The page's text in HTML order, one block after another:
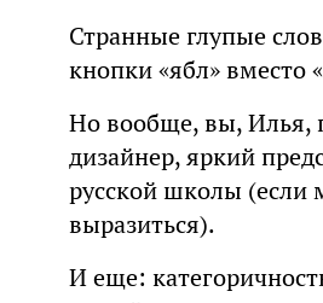
Странные глупые
кнопки «ябл» вместо
Но вообще, вы, Илья,
дизайнер, яркий
русской школы (если
выразиться).
И еще: